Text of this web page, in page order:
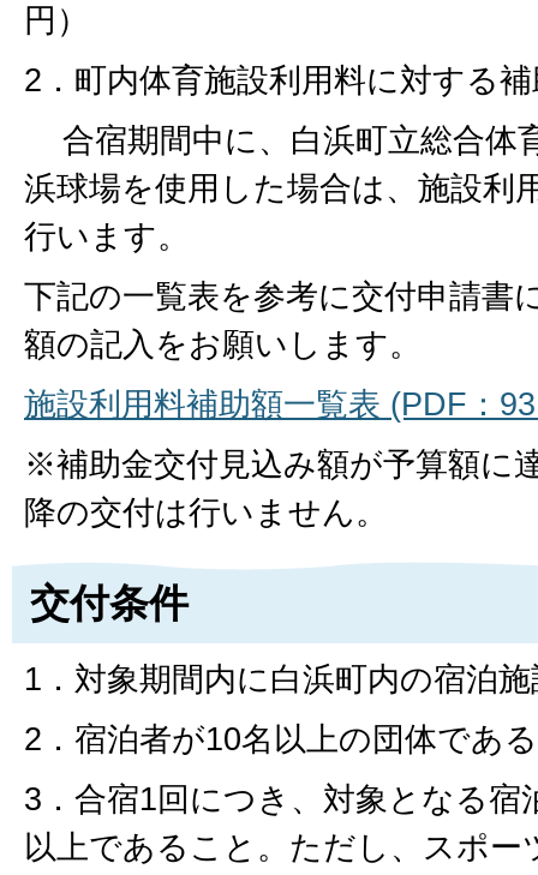
円）
2．町内体育施設利用料に対する
合宿期間中に、白浜町立総合体
浜球場を使用した場合は、施設利
行います。
下記の一覧表を参考に交付申請書
額の記入をお願いします。
施設利用料補助額一覧表 (PDF：
※補助金交付見込み額が予算額に
降の交付は行いません。
交付条件
1．対象期間内に白浜町内の宿泊
2．宿泊者が10名以上の団体であ
3．合宿1回につき、対象となる宿
以上であること。ただし、スポー